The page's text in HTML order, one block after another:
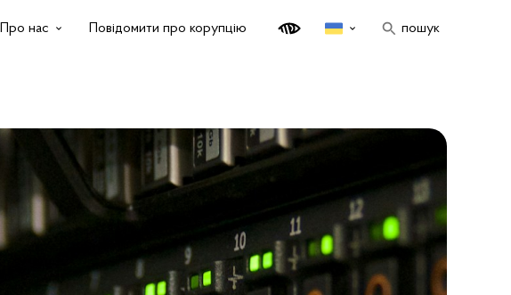
Про нас Повідомити про корупцію пошук